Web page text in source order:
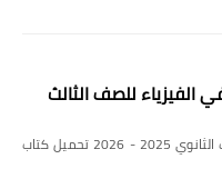
الفيزياء للصف الثالث
تحميل كتاب الامتحان في الفيزياء للصف الثالث الثانوي 2025 - 2026 تحميل كتاب